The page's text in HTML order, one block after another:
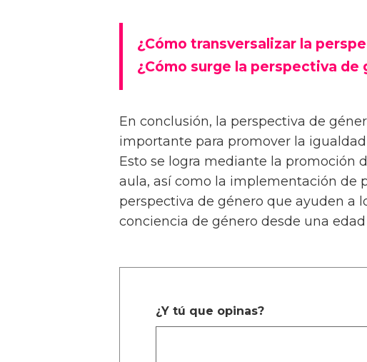
¿Cómo transversalizar la
¿Cómo surge la perspectiva de
En conclusión, la perspectiva de
importante para promover la
Esto se logra mediante la promoción
aula, así como la implementación de
perspectiva de género que ayuden a
conciencia de género desde una
¿Y tú que opinas?